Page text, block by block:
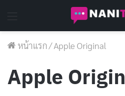
หน้าแรก/Apple Original
Apple